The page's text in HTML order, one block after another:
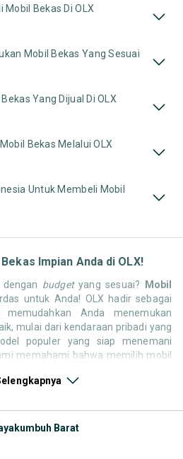
Bekas Di OLX
Mobil Bekas Yang Sesuai
Yang Dijual Di OLX
Bekas Melalui OLX
Untuk Membeli Mobil
Impian Anda di OLX!
budgetyang sesuai? Mobil
untuk Anda! OLX hadir sebagai
Anda menemukan
mulai dari kendaraan pribadi yang
populer yang siap menemani
memahami bahwa memilih mobil
terpercaya di seluruh Indonesia.
danbudgetAnda!
tepat tentu bukan perkara mudah.
Barat